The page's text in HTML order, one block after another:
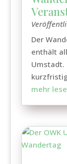
Der
enthält
Umstadt.
mehr